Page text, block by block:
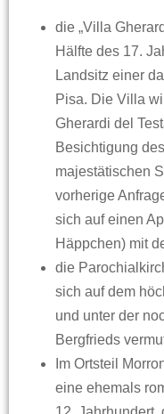
die „Villa
Hälfte des 17.
Landsitz einer
Pisa. Die Villa
Gherardi del
Besichtigung
majestätischen
vorherige
sich auf einen
Häppchen) mit
die
sich auf dem
und unter der
Bergfrieds
Im Ortsteil
eine ehemals